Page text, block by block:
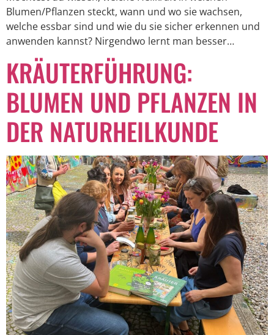
Blumen/Pflanzen steckt, wann und wo sie wachsen,
welche essbar sind und wie du sie sicher erkennen und
anwenden kannst? Nirgendwo lernt man besser…
KRÄUTERFÜHRUNG:
BLUMEN UND PFLANZEN IN
DER NATURHEILKUNDE